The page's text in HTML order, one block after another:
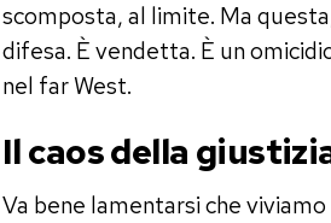
scomposta, al limite. Ma
difesa. È vendetta. È un
nel far West.
Il caos della
Va bene lamentarsi che